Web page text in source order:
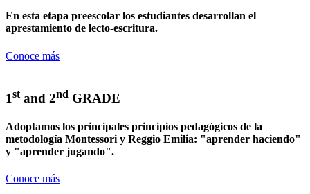
En esta etapa preescolar los estudiantes desarrollan el
aprestamiento de lecto-escritura.
Conoce más
1stand 2nd GRADE
Adoptamos los principales principios pedagógicos de la
metodología Montessori y Reggio Emilia: "aprender haciendo"
y "aprender jugando".
Conoce más